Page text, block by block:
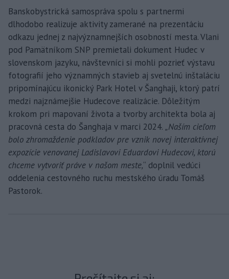
Banskobystrická samospráva spolu s partnermi
dlhodobo realizuje aktivity zamerané na prezentáciu
odkazu jednej z najvýznamnejších osobností mesta. Vlani
pod Pamätníkom SNP premietali dokument Hudec v
slovenskom jazyku, návštevníci si mohli pozrieť výstavu
fotografií jeho významných stavieb aj svetelnú inštaláciu
pripomínajúcu ikonický Park Hotel v Šanghaji, ktorý patrí
medzi najznámejšie Hudecove realizácie. Dôležitým
krokom pri mapovaní života a tvorby architekta bola aj
pracovná cesta do Šanghaja v marci 2024. „Naším cieľom
bolo zhromaždenie podkladov pre vznik novej interaktívnej
expozície venovanej Ladislavovi Eduardovi Hudecovi, ktorú
chceme vytvoriť práve v našom meste,“ doplnil vedúci
oddelenia cestovného ruchu mestského úradu Tomáš
Pastorok.